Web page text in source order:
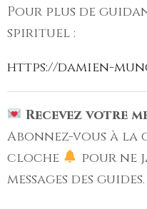
Pour plus de
spirituel :
https://damien-
Recevez votre
Abonnez-vous à
cloche
pour ne
messages des guides.